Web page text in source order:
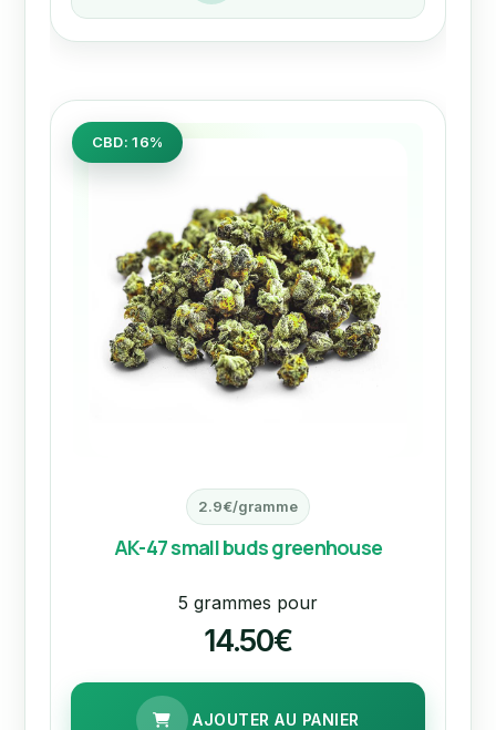
CBD: 16%
2.9€/gramme
AK-47 small buds greenhouse
5 grammes pour
14.50€
AJOUTER AU PANIER